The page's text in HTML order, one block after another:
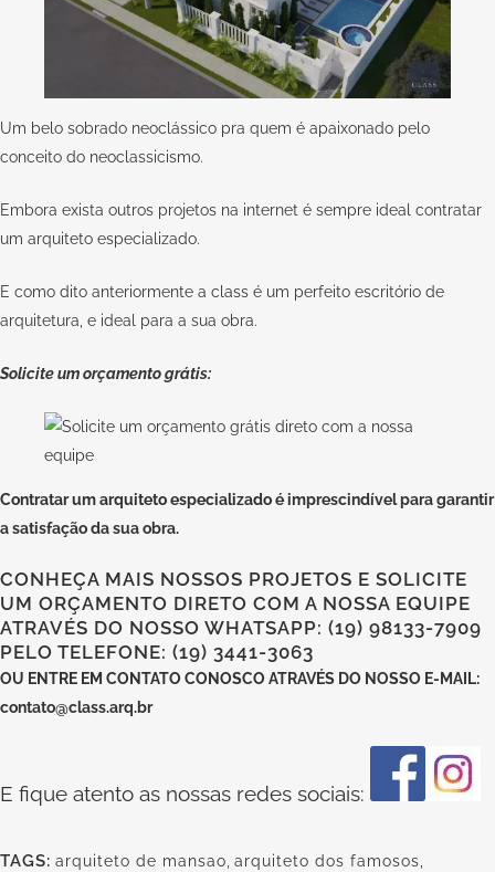
Um belo sobrado neoclássico pra quem é apaixonado pelo
conceito do neoclassicismo.
Embora exista outros projetos na internet é sempre ideal contratar
um arquiteto especializado.
E como dito anteriormente a class é um perfeito escritório de
arquitetura, e ideal para a sua obra.
Solicite um orçamento grátis:
Contratar um arquiteto especializadoé imprescindível para garantir
a satisfação da sua obra.
CONHEÇA MAIS NOSSOS PROJETOS E SOLICITE
UM ORÇAMENTO DIRETO COM A NOSSA EQUIPE
ATRAVÉS DO NOSSO WHATSAPP: (19) 98133-7909
PELO TELEFONE: (19) 3441-3063
OU ENTRE EM CONTATO CONOSCOATRAVÉS DO NOSSO E-MAIL:
contato@class.arq.br
E fique atento as nossas redes sociais:
TAGS: arquiteto de mansao, arquiteto dos famosos,